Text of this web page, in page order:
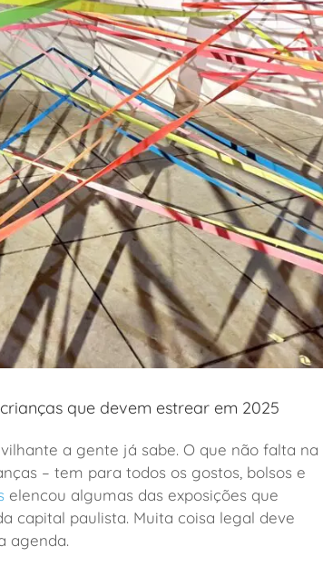
que devem estrear em 2025
a gente já sabe. O que não falta na
– tem para todos os gostos, bolsos e
elencou algumas das exposições que
capital paulista. Muita coisa legal deve
agenda.